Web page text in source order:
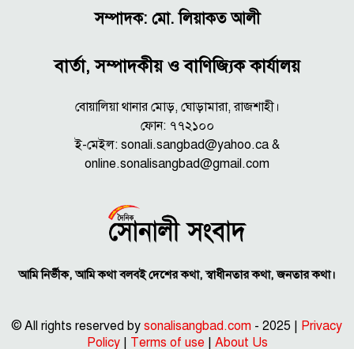
সম্পাদক: মো. লিয়াকত আলী
বার্তা, সম্পাদকীয় ও বাণিজ্যিক কার্যালয়
বোয়ালিয়া থানার মোড়, ঘোড়ামারা, রাজশাহী।
ফোন: ৭৭২১০০
ই-মেইল: sonali.sangbad@yahoo.ca &
online.sonalisangbad@gmail.com
আমি নির্ভীক, আমি কথা বলবই দেশের কথা, স্বাধীনতার কথা, জনতার কথা।
© All rights reserved by sonalisangbad.com - 2025 | Privacy
Policy| Terms of use About Us